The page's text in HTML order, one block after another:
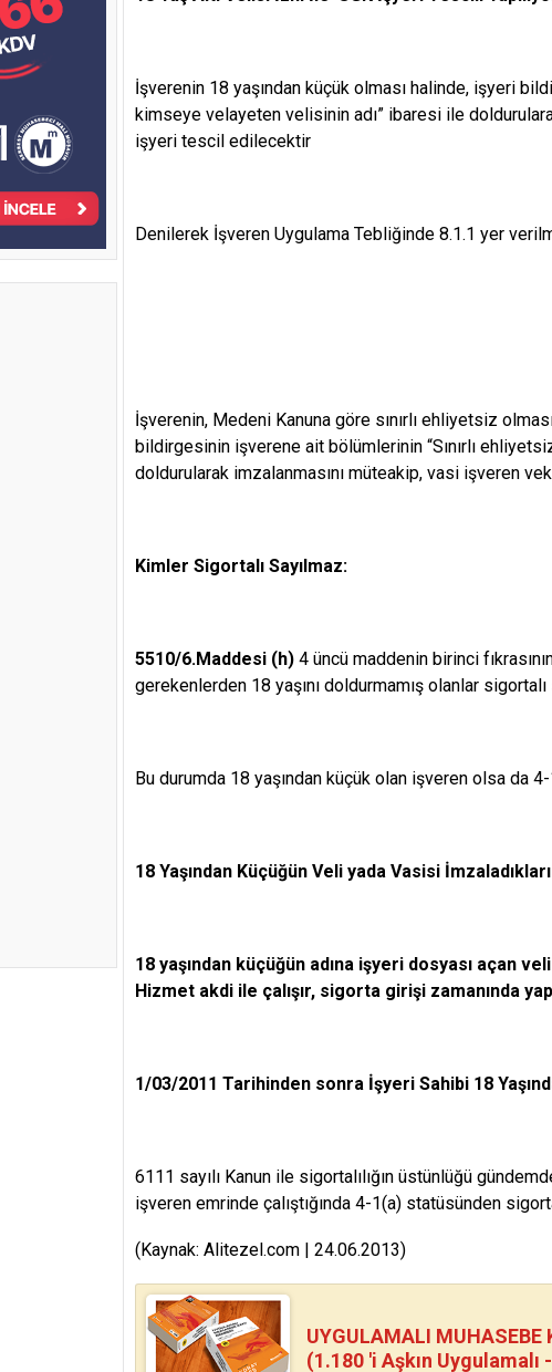
İşverenin 18 yaşından küçük olması halinde, işyeri
kimseye velayeten velisinin adı” ibaresi ile
işyeri tescil edilecektir
Denilerek İşveren Uygulama Tebliğinde 8.1.1 yer
İşverenin, Medeni Kanuna göre sınırlı ehliyetsiz
bildirgesinin işverene ait bölümlerinin “Sınırlı
doldurularak imzalanmasını müteakip, vasi işveren
Kimler Sigortalı Sayılmaz:
5510/6.Maddesi (h) 4 üncü maddenin birinci
gerekenlerden 18 yaşını doldurmamış olanlar sigortalı
Bu durumda 18 yaşından küçük olan işveren olsa da
18 Yaşından Küçüğün Veli yada Vasisi
18 yaşından küçüğün adına işyeri dosyası açan
Hizmet akdi ile çalışır, sigorta girişi zamanında
1/03/2011 Tarihinden sonra İşyeri Sahibi 18
6111 sayılı Kanun ile sigortalılığın üstünlüğü
işveren emrinde çalıştığında 4-1(a) statüsünden
(Kaynak: Alitezel.com | 24.06.2013)
UYGULAMALI MUHASEBE
(1.180 'i Aşkın Uygulamalı